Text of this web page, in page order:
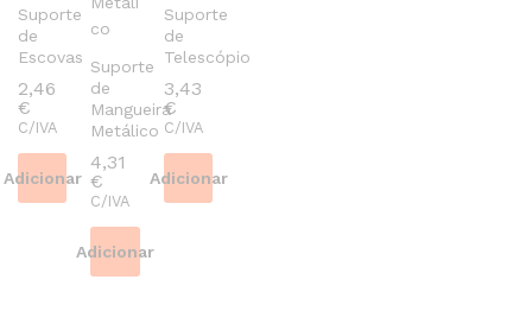
Suporte
de
Escovas
2,46
€
C/IVA
Adicionar
Suporte
de
Mangueira
Metálico
4,31
€
C/IVA
Adicionar
Suporte
de
Telescópio
3,43
€
C/IVA
Adicionar